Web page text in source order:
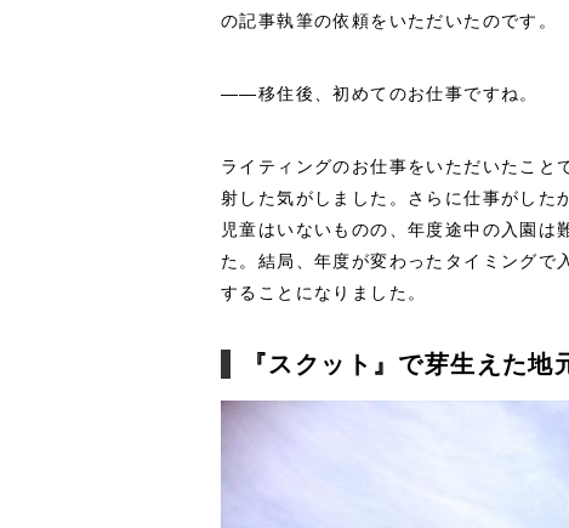
の記事執筆の依頼をいただいたのです。
――移住後、初めてのお仕事ですね。
ライティングのお仕事をいただいたこと
射した気がしました。さらに仕事がした
児童はいないものの、年度途中の入園は
た。結局、年度が変わったタイミングで
することになりました。
『スクット』で芽生えた